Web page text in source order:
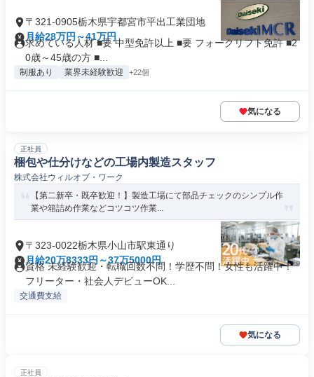
〒321-0905栃木県宇都宮市平出工業団地
月給28万円～41万円
求めている人材 ■要 中型免許以上 ■要 フォークリフト免許 ■2
0歳～45歳の方 ■...
制服あり 業界未経験歓迎 +22個
気になる
正社員
梱包や仕分けなどの工場内製造スタッフ
株式会社ウィルオブ・ワーク
【第二新卒・既卒歓迎！】製造工場にて部品チェックのシンプル作
業や箱詰め作業などコツコツ作業...
〒323-0022栃木県小山市駅東通り
月給20万8333円～37万5000円
資格 未経験歓迎・転職回数不問！学歴不問！女性も活躍中！
フリーター・社会人デビューOK...
交通費支給
気になる
正社員